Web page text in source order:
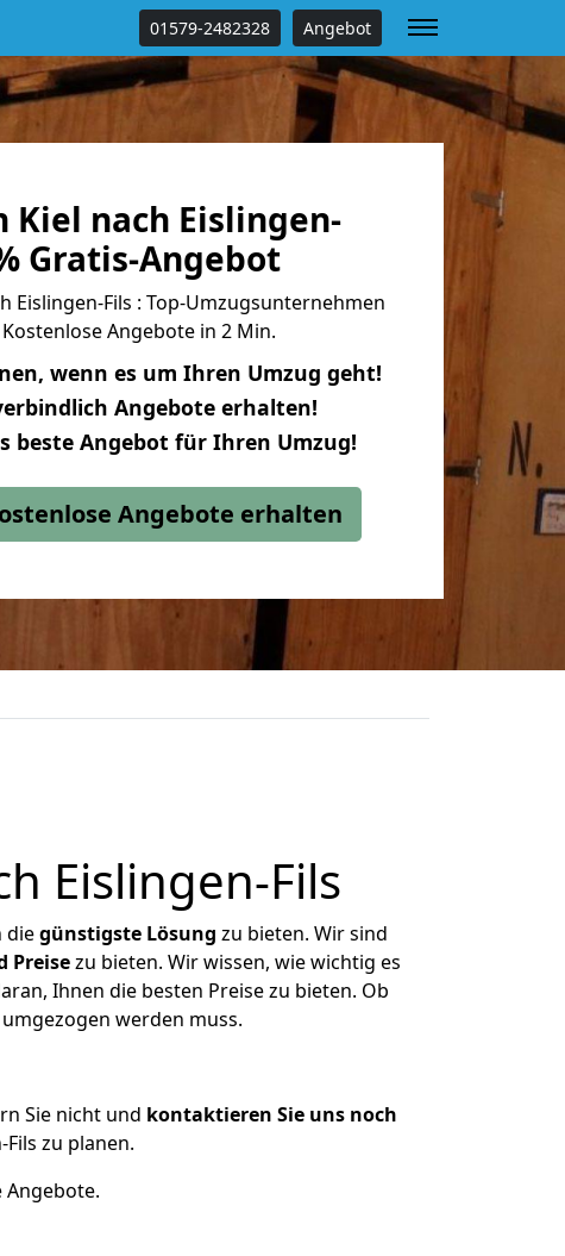
01579-2482328 Angebot
Kiel nach Eislingen-
Gratis-Angebot
Eislingen-Fils : Top-Umzugsunternehmen
Angebote in 2 Min.
wenn es um Ihren Umzug geht!
Angebote erhalten!
beste Angebot für Ihren Umzug!
Angebote erhalten
Eislingen-Fils
diegünstigste Lösung zu bieten. Wir sind
Preisezu bieten. Wir wissen, wie wichtig es
Ihnen die besten Preise zu bieten. Ob
werden muss.
Sie nicht und kontaktieren Sie uns noch
zu planen.
Angebote.